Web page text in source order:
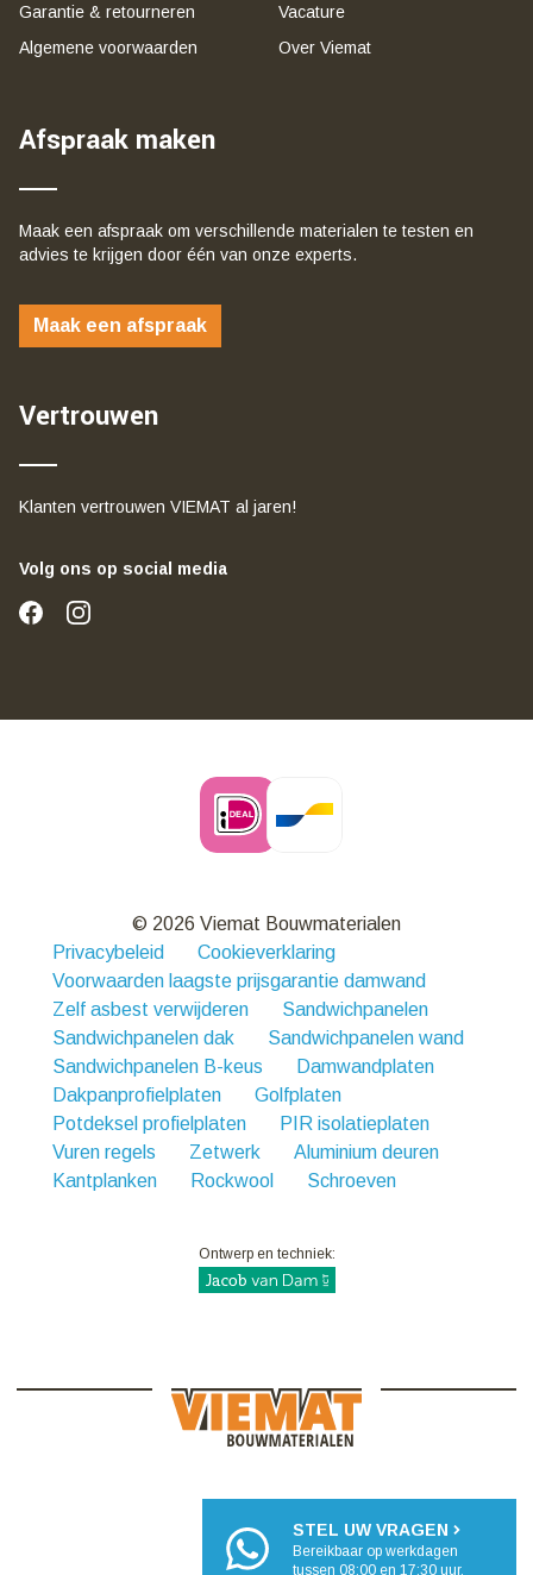
Garantie & retourneren
Algemene voorwaarden
Vacature
Over Viemat
Afspraak maken
Maak een afspraak om verschillende materialen te testen en
advies te krijgen door één van onze experts.
Maak een afspraak
Vertrouwen
Klanten vertrouwen VIEMAT al jaren!
Volg ons op social media
© 2026 Viemat Bouwmaterialen
Privacybeleid
Cookieverklaring
Voorwaarden laagste prijsgarantie damwand
Zelf asbest verwijderen
Sandwichpanelen
Sandwichpanelen dak
Sandwichpanelen wand
Sandwichpanelen B-keus
Damwandplaten
Dakpanprofielplaten
Golfplaten
Potdeksel profielplaten
PIR isolatieplaten
Vuren regels
Zetwerk
Aluminium deuren
Kantplanken
Rockwool Schroeven
Ontwerp en techniek:
STEL UW VRAGEN
Bereikbaar op werkdagen
tussen 08:00 en 17:30 uur.